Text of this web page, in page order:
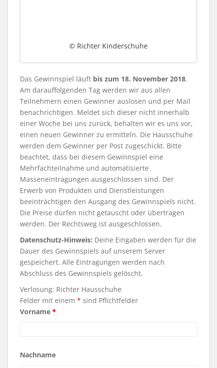
© Richter Kinderschuhe
Das Gewinnspiel läuft bis zum 18. November 2018.
Am darauffolgenden Tag werden wir aus allen
Teilnehmern einen Gewinner auslosen und per Mail
benachrichtigen. Meldet sich dieser nicht innerhalb
einer Woche bei uns zurück, behalten wir es uns vor,
einen neuen Gewinner zu ermitteln. Die Hausschuhe
werden dem Gewinner per Post zugeschickt. Bitte
beachtet, dass bei diesem Gewinnspiel eine
Mehrfachteilnahme und automatisierte
Masseneintragungen ausgeschlossen sind. Der
Erwerb von Produkten und Dienstleistungen
beeinträchtigen den Ausgang des Gewinnspiels nicht.
Die Preise dürfen nicht getauscht oder übertragen
werden. Der Rechtsweg ist ausgeschlossen.
Datenschutz-Hinweis: Deine Eingaben werden für die
Dauer des Gewinnspiels auf unserem Server
gespeichert. Alle Eintragungen werden nach
Abschluss des Gewinnspiels gelöscht.
Verlosung: Richter Hausschuhe
Felder mit einem * sind Pflichtfelder
Vorname *
Nachname